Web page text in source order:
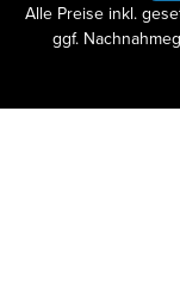
Alle Preise inkl.
ggf.